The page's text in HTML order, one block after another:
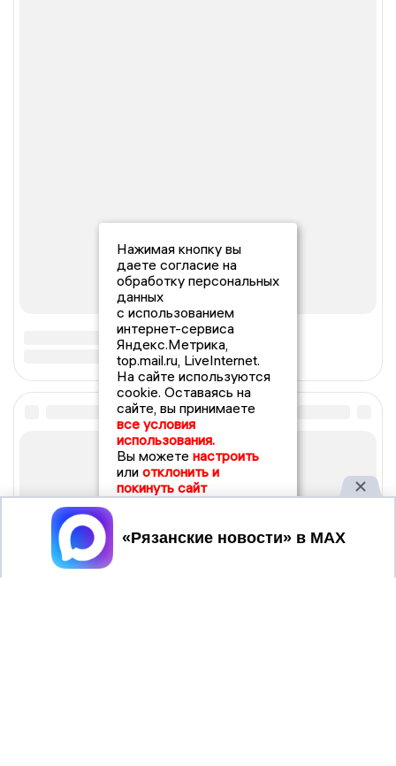
Нажимая кнопку вы
даете согласие на
обработку персональных
данных
с использованием
интернет-сервиса
Яндекс.Метрика,
top.mail.ru, LiveInternet.
На сайте используются
cookie. Оставаясь на
сайте, вы принимаете
все условия
использования.
Вы можете настроить
или отклонить и
покинуть сайт
Принять